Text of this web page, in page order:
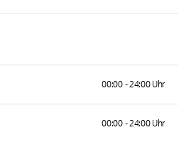
00:00 - 24:00 Uhr
00:00 - 24:00 Uhr